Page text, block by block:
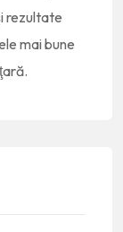
rezultate
mai bune